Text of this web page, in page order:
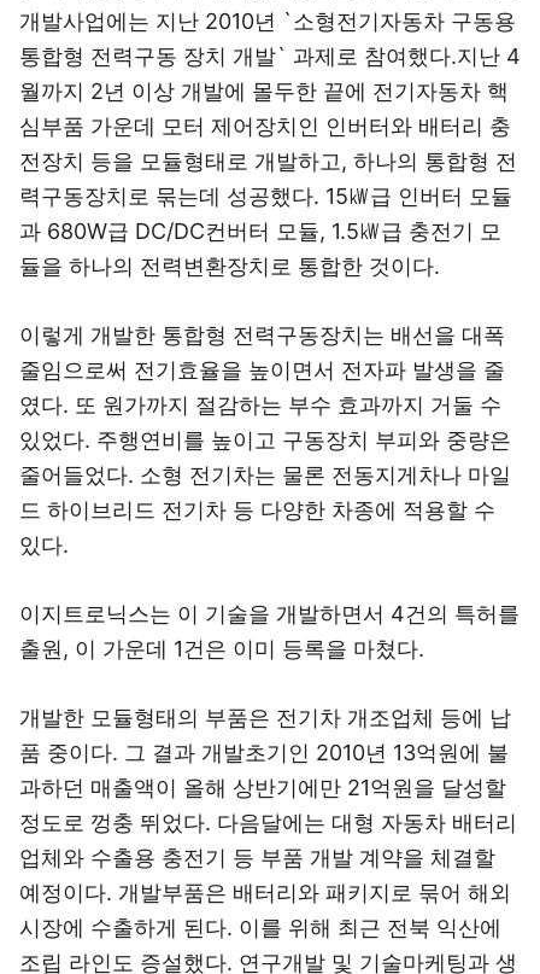
개발사업에는 지난 2010년 `소형전기자동차 구동용
통합형 전력구동 장치 개발` 과제로 참여했다.지난 4
월까지 2년 이상 개발에 몰두한 끝에 전기자동차 핵
심부품 가운데 모터 제어장치인 인버터와 배터리 충
전장치 등을 모듈형태로 개발하고, 하나의 통합형 전
력구동장치로 묶는데 성공했다. 15㎾급 인버터 모듈
과 680W급 DC/DC컨버터 모듈, 1.5㎾급 충전기 모
듈을 하나의 전력변환장치로 통합한 것이다.
이렇게 개발한 통합형 전력구동장치는 배선을 대폭
줄임으로써 전기효율을 높이면서 전자파 발생을 줄
였다. 또 원가까지 절감하는 부수 효과까지 거둘 수
있었다. 주행연비를 높이고 구동장치 부피와 중량은
줄어들었다. 소형 전기차는 물론 전동지게차나 마일
드 하이브리드 전기차 등 다양한 차종에 적용할 수
있다.
이지트로닉스는 이 기술을 개발하면서 4건의 특허를
출원, 이 가운데 1건은 이미 등록을 마쳤다.
개발한 모듈형태의 부품은 전기차 개조업체 등에 납
품 중이다. 그 결과 개발초기인 2010년 13억원에 불
과하던 매출액이 올해 상반기에만 21억원을 달성할
정도로 껑충 뛰었다. 다음달에는 대형 자동차 배터리
업체와 수출용 충전기 등 부품 개발 계약을 체결할
예정이다. 개발부품은 배터리와 패키지로 묶어 해외
시장에 수출하게 된다. 이를 위해 최근 전북 익산에
조립 라인도 증설했다. 연구개발 및 기술마케팅과 생